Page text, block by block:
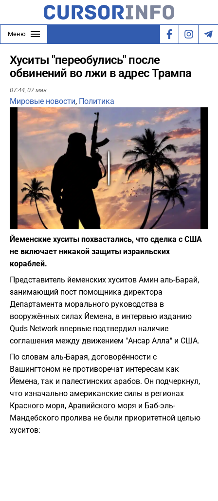
Меню
Хуситы "переобулись" после
обвинений во лжи в адрес Трампа
07:44, 07 мая
Мировые новости, Политика
Play
Фото: depositphotos.com
Йеменские хуситы похвастались, что сделка с США
не включает никакой защиты израильских
кораблей.
Представитель йеменских хуситов Амин аль-Барай,
занимающий пост помощника директора
Департамента морального руководства в
вооружённых силах Йемена, в интервью изданию
Quds Network впервые подтвердил наличие
соглашения между движением "Ансар Алла" и США.
По словам аль-Барая, договорённости с
Вашингтоном не противоречат интересам как
Йемена, так и палестинских арабов. Он подчеркнул,
что изначально американские силы в регионах
Красного моря, Аравийского моря и Баб-эль-
Мандебского пролива не были приоритетной целью
хуситов: